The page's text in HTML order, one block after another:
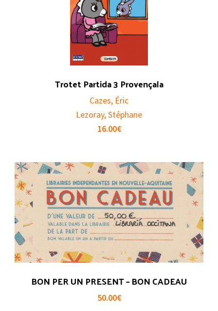
Trotet Partida 3 Provençala
Cazes, Éric
Lezoray, Stéphane
16.00€
BON PER UN PRESENT – BON CADEAU
50.00€